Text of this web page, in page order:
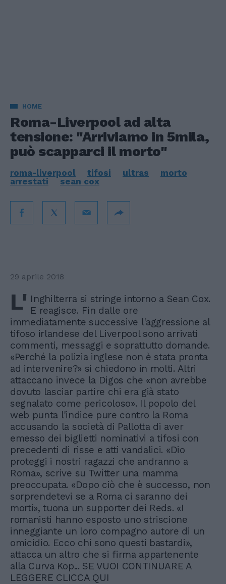
HOME
Roma-Liverpool ad alta
tensione: "Arriviamo in 5mila,
può scapparci il morto"
roma-liverpool tifosi ultras
morto
arrestati
sean cox
29 aprile 2018
L' Inghilterra si stringe intorno a Sean Cox.
E reagisce. Fin dalle ore
immediatamente successive l'aggressione al
tifoso irlandese del Liverpool sono arrivati
commenti, messaggi e soprattutto domande.
«Perché la polizia inglese non è stata pronta
ad intervenire?» si chiedono in molti. Altri
attaccano invece la Digos che «non avrebbe
dovuto lasciar partire chi era già stato
segnalato come pericoloso». Il popolo del
web punta l'indice pure contro la Roma
accusando la società di Pallotta di aver
emesso dei biglietti nominativi a tifosi con
precedenti di risse e atti vandalici. «Dio
proteggi i nostri ragazzi che andranno a
Roma», scrive su Twitter una mamma
preoccupata. «Dopo ciò che è successo, non
sorprendetevi se a Roma ci saranno dei
morti», tuona un supporter dei Reds. «I
romanisti hanno esposto uno striscione
inneggiante un loro compagno autore di un
omicidio. Ecco chi sono questi bastardi»,
attacca un altro che si firma appartenente
alla Curva Kop... SE VUOI CONTINUARE A
LEGGERE CLICCA QUI